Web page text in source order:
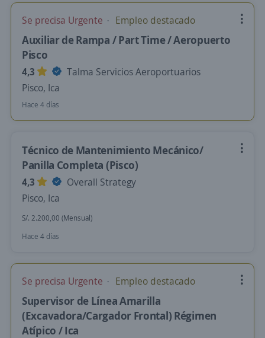
Se precisa Urgente Empleo destacado
Auxiliar de Rampa / Part Time / Aeropuerto
Pisco
4,3
Talma Servicios Aeroportuarios
Pisco, Ica
Hace 4 días
Técnico de Mantenimiento Mecánico/
Panilla Completa (Pisco)
4,3
Overall Strategy
Pisco, Ica
S/. 2.200,00 (Mensual)
Hace 4 días
Se precisa Urgente Empleo destacado
Supervisor de Línea Amarilla
(Excavadora/Cargador Frontal) Régimen
Atípico / Ica